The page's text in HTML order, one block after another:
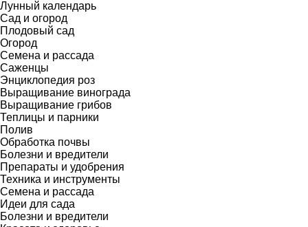
Лунный календарь
Сад и огород
Плодовый сад
Огород
Семена и рассада
Саженцы
Энциклопедия роз
Выращивание винограда
Выращивание грибов
Теплицы и парники
Полив
Обработка почвы
Болезни и вредители
Препараты и удобрения
Техника и инструменты
Семена и рассада
Идеи для сада
Болезни и вредители